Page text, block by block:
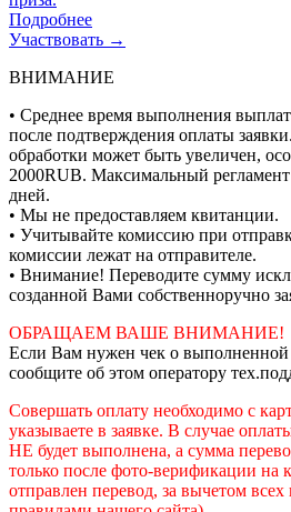
Подробнее
Участвовать →
ВНИМАНИЕ
• Среднее время выполнения
после подтверждения оплаты
обработки может быть увеличен,
2000RUB. Максимальный
дней.
• Мы не предоставляем квитанции.
• Учитывайте комиссию при
комиссии лежат на отправителе.
• Внимание! Переводите сумму
созданной Вами собственноручно
ОБРАЩАЕМ ВАШЕ ВНИМАНИЕ!
Если Вам нужен чек о выполненной
сообщите об этом оператору
Совершать оплату необходимо с
указываете в заявке. В случае
НЕ будет выполнена, а сумма
только после фото-верификации на
отправлен перевод, за вычетом всех